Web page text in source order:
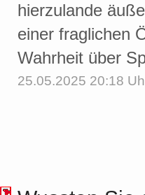
hierzulande
einer fraglichen
Wahrheit über
25.05.2025 20:18